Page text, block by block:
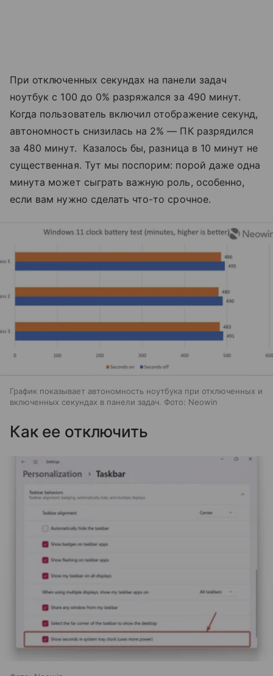
При отключенных секундах на панели задач
ноутбук с 100 до 0% разряжался за 490 минут.
Когда пользователь включил отображение секунд,
автономность снизилась на 2% — ПК разрядился
за 480 минут. Казалось бы, разница в 10 минут не
существенная. Тут мы поспорим: порой даже одна
минута может сыграть важную роль, особенно,
если вам нужно сделать что-то срочное.
График показывает автономность ноутбука при отключенных и
включенных секундах в панели задач. Фото: Neowin
Как ее отключить